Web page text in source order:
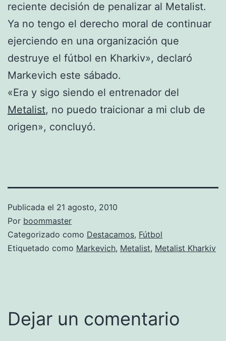
reciente decisión de penalizar al Metalist.
Ya no tengo el derecho moral de continuar
ejerciendo en una organización que
destruye el fútbol en Kharkiv», declaró
Markevich este sábado.
«Era y sigo siendo el entrenador del
Metalist, no puedo traicionar a mi club de
origen», concluyó.
Publicada el 21 agosto, 2010
Por boommaster
Categorizado como Destacamos, Fútbol
Etiquetado como Markevich, Metalist, Metalist Kharkiv
Dejar un comentario